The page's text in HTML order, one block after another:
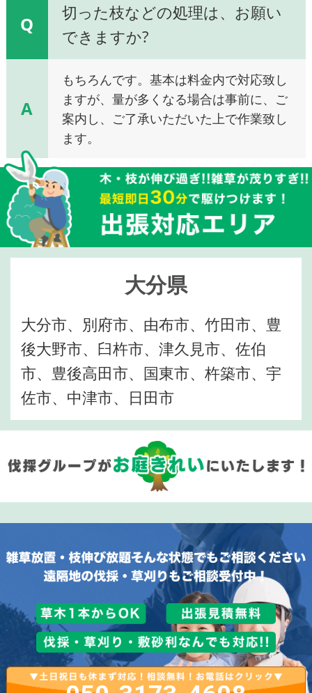
Q
切った枝などの処理は、お願い
できますか?
A
もちろんです。基本は料金内で対応致し
ますが、量が多くなる場合は事前に、ご
案内し、ご了承いただいた上で作業致し
ます。
大分県
大分市、別府市、由布市、竹田市、豊
後大野市、臼杵市、津久見市、佐伯
市、豊後高田市、国東市、杵築市、宇
佐市、中津市、日田市